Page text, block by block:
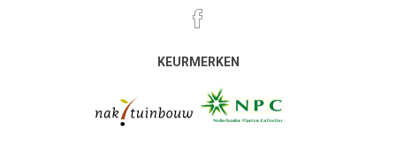
KEURMERKEN